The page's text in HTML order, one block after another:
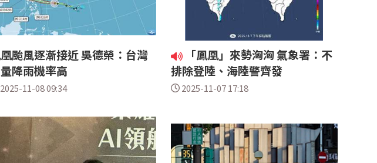
颱風逐漸接近 吳德榮：台灣
降雨機率高
2025-11-08 09:34
「鳳凰」來勢洶洶 氣象署：不
排除登陸、海陸警齊發
2025-11-07 17:18